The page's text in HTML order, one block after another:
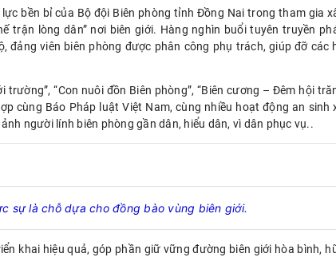
bền bỉ của Bộ đội Biên phòng tỉnh Đồng Nai trong tham gia
trận lòng dân” nơi biên giới. Hàng nghìn buổi tuyên truyền
đảng viên biên phòng được phân công phụ trách, giúp đỡ các
“Con nuôi đồn Biên phòng”, “Biên cương – Đêm hội
cùng Báo Pháp luật Việt Nam, cùng nhiều hoạt động an sinh
người lính biên phòng gần dân, hiểu dân, vì dân phục vụ..
sự là chỗ dựa cho đồng bào vùng biên giới.
khai hiệu quả, góp phần giữ vững đường biên giới hòa bình,